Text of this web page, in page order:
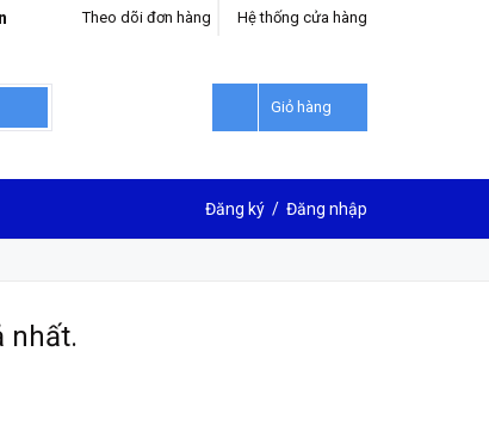
Hệ thống cửa hàng
Theo dõi đơn hàng
Giỏ hàng
Đăng ký / Đăng nhập
nhất.